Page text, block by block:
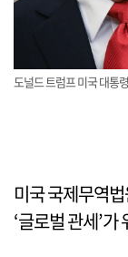
도널드 트럼프 미국 대통
미국 국제무역
‘글로벌 관세’